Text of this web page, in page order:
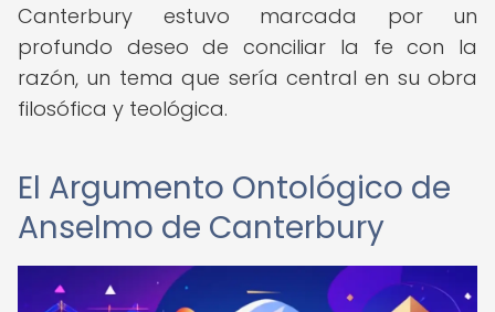
Canterbury estuvo marcada por un
profundo deseo de conciliar la fe con la
razón, un tema que sería central en su obra
filosófica y teológica.
El Argumento Ontológico de
Anselmo de Canterbury